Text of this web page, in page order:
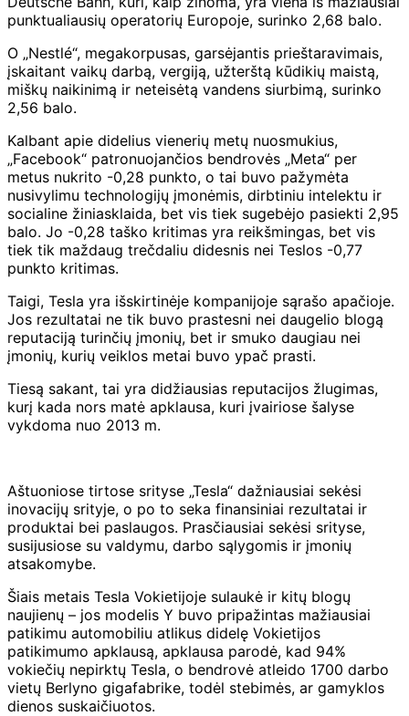
punktualiausių operatorių Europoje, surinko 2,68 balo.
O „Nestlé“, megakorpusas, garsėjantis prieštaravimais,
įskaitant vaikų darbą, vergiją, užterštą kūdikių maistą,
miškų naikinimą ir neteisėtą vandens siurbimą, surinko
2,56 balo.
Kalbant apie didelius vienerių metų nuosmukius,
„Facebook“ patronuojančios bendrovės „Meta“ per
metus nukrito -0,28 punkto, o tai buvo pažymėta
nusivylimu technologijų įmonėmis, dirbtiniu intelektu ir
socialine žiniasklaida, bet vis tiek sugebėjo pasiekti 2,95
balo. Jo -0,28 taško kritimas yra reikšmingas, bet vis
tiek tik maždaug trečdaliu didesnis nei Teslos -0,77
punkto kritimas.
Taigi, Tesla yra išskirtinėje kompanijoje sąrašo apačioje.
Jos rezultatai ne tik buvo prastesni nei daugelio blogą
reputaciją turinčių įmonių, bet ir smuko daugiau nei
įmonių, kurių veiklos metai buvo ypač prasti.
Tiesą sakant, tai yra didžiausias reputacijos žlugimas,
kurį kada nors matė apklausa, kuri įvairiose šalyse
vykdoma nuo 2013 m.
Aštuoniose tirtose srityse „Tesla“ dažniausiai sekėsi
inovacijų srityje, o po to seka finansiniai rezultatai ir
produktai bei paslaugos. Prasčiausiai sekėsi srityse,
susijusiose su valdymu, darbo sąlygomis ir įmonių
atsakomybe.
Šiais metais Tesla Vokietijoje sulaukė ir kitų blogų
naujienų – jos modelis Y buvo pripažintas mažiausiai
patikimu automobiliu atlikus didelę Vokietijos
patikimumo apklausą, apklausa parodė, kad 94%
vokiečių nepirktų Tesla, o bendrovė atleido 1700 darbo
vietų Berlyno gigafabrike, todėl stebimės, ar gamyklos
dienos suskaičiuotos.